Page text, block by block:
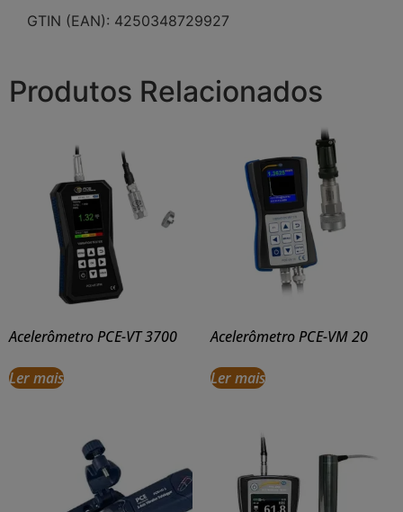
GTIN (EAN): 4250348729927
Produtos Relacionados
Acelerômetro PCE-VT 3700
Ler mais
Acelerômetro PCE-VM 20
Ler mais